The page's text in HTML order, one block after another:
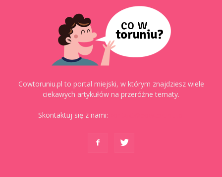
Cowtoruniu.pl to portal miejski, w którym znajdziesz wiele
ciekawych artykułów na przeróżne tematy.
Skontaktuj się z nami: